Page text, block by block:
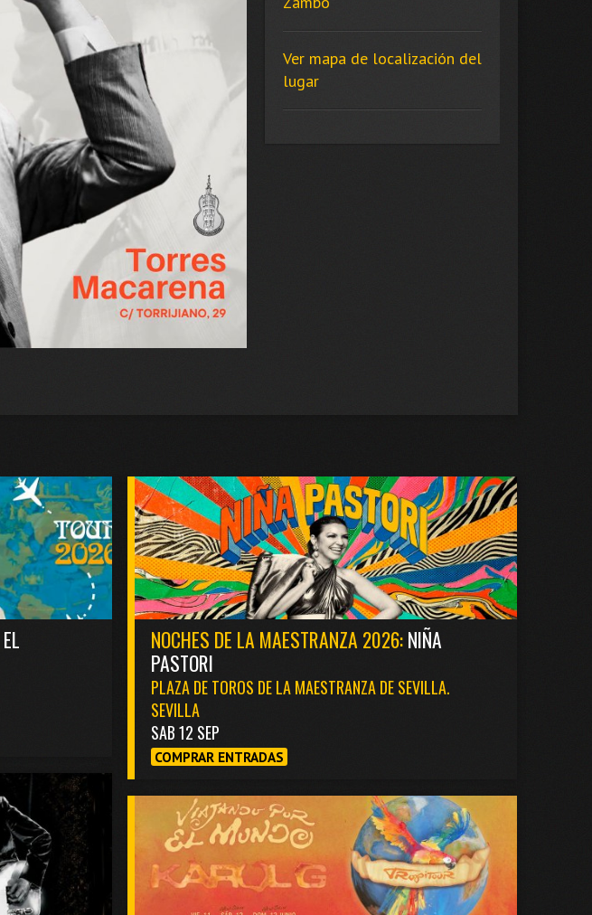
Ver mapa de localización del
lugar
EL
NOCHES DE LA MAESTRANZA 2026:NIÑA
PASTORI
PLAZA DE TOROS DE LA MAESTRANZA DE SEVILLA.
SEVILLA
SAB 12 SEP
COMPRAR ENTRADAS